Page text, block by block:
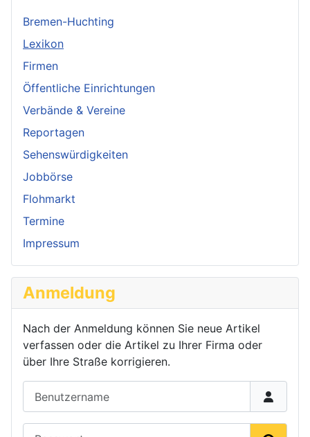
Bremen-Huchting
Lexikon
Firmen
Öffentliche Einrichtungen
Verbände & Vereine
Reportagen
Sehenswürdigkeiten
Jobbörse
Flohmarkt
Termine
Impressum
Anmeldung
Nach der Anmeldung können Sie neue Artikel
verfassen oder die Artikel zu Ihrer Firma oder
über Ihre Straße korrigieren.